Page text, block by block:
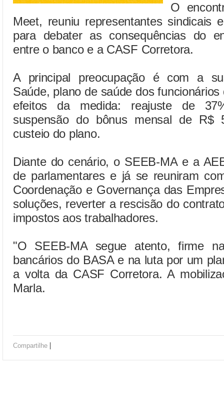
O
Meet, reuniu representantes sindicais
para debater as consequências do
entre o banco e a CASF Corretora.
A principal preocupação é com a
Saúde, plano de saúde dos
efeitos da medida: reajuste de
suspensão do bônus mensal de R$
custeio do plano.
Diante do cenário, o SEEB-MA e a
de parlamentares e já se reuniram
Coordenação e Governança das
soluções, reverter a rescisão do
impostos aos trabalhadores.
"O SEEB-MA segue atento, firme
bancários do BASA e na luta por um
a volta da CASF Corretora. A
Marla.
Compartilhe |